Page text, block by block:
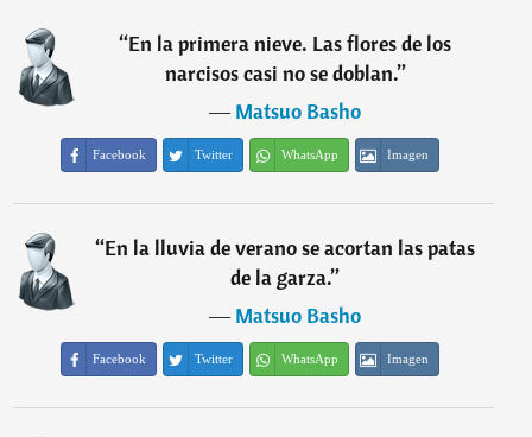
“En la primera nieve. Las flores de los
narcisos casi no se doblan.”
―Matsuo Basho
Facebook Twitter WhatsApp Imagen
“En la lluvia de verano se acortan las patas
de la garza.”
―Matsuo Basho
Facebook Twitter WhatsApp Imagen